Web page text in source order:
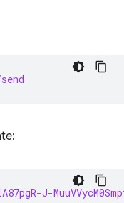
J-